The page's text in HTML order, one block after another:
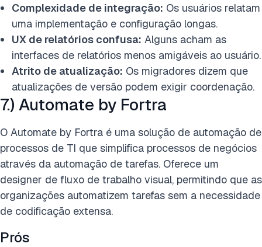
Complexidade de integração: Os usuários relatam
uma implementação e configuração longas.
UX de relatórios confusa: Alguns acham as
interfaces de relatórios menos amigáveis ao usuário.
Atrito de atualização: Os migradores dizem que
atualizações de versão podem exigir coordenação.
7.) Automate by Fortra
O Automate by Fortra é uma solução de automação de
processos de TI que simplifica processos de negócios
através da automação de tarefas. Oferece um
designer de fluxo de trabalho visual, permitindo que as
organizações automatizem tarefas sem a necessidade
de codificação extensa.
Prós